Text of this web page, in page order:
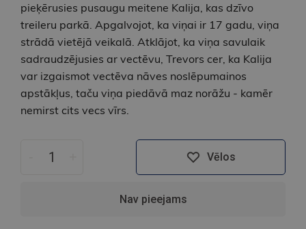
pieķērusies pusaugu meitene Kalija, kas dzīvo
treileru parkā. Apgalvojot, ka viņai ir 17 gadu, viņa
strādā vietējā veikalā. Atklājot, ka viņa savulaik
sadraudzējusies ar vectēvu, Trevors cer, ka Kalija
var izgaismot vectēva nāves noslēpumainos
apstākļus, taču viņa piedāvā maz norāžu - kamēr
nemirst cits vecs vīrs.
Vēlos
Nav pieejams